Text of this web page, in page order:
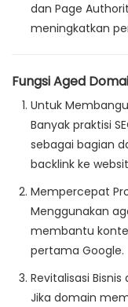
dan Page
meningkatkan
Fungsi Aged
Untuk
Banyak praktisi
sebagai bagian
backlink ke
Mempercepat
Menggunakan
membantu
pertama Google.
Revitalisasi
Jika domain